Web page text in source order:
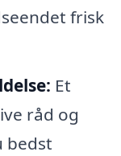
frisk
Et
råd og
bedst